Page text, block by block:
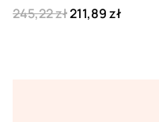
245,22 zł211,89 zł